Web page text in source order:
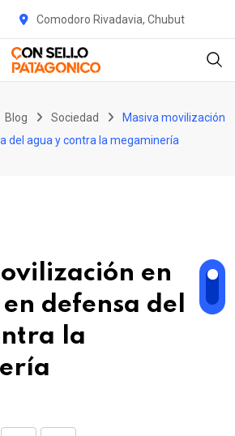
Comodoro Rivadavia, Chubut
Blog Sociedad
Masiva movilización
del agua y contra la megaminería
en
defensa del
la